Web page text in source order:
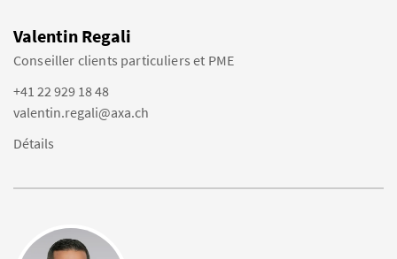
Valentin Regali
Conseiller clients particuliers et PME
+41 22 929 18 48
valentin.regali@axa.ch
Détails